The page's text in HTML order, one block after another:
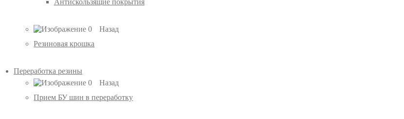
Антискользящие покрытия
Назад
Резиновая крошка
Переработка резины
Назад
Прием БУ шин в переработку